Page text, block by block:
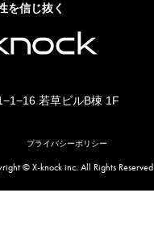
を信じ抜く
若草ビルB棟 1F
プライバシーポリシー
© X-knock inc. All Rights Reserved